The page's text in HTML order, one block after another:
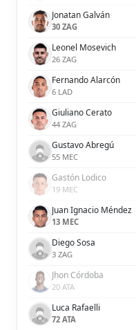
Jonatan Galván
30 ZAG
Leonel Mosevich
26 ZAG
Fernando Alarcón
6 LAD
Giuliano Cerato
44 ZAG
Gustavo Abregú
55 MEC
Gastón Lodico
19 MEC
Juan Ignacio Méndez
13 MEC
Diego Sosa
3 ZAG
Jhon Córdoba
20 ATA
Luca Rafaelli
72 ATA